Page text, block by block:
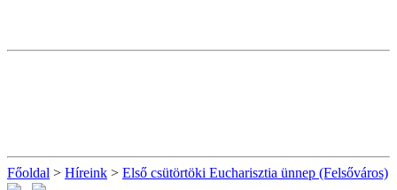
Főoldal > Híreink > Első csütörtöki Eucharisztia ünnep (Felsőváros)